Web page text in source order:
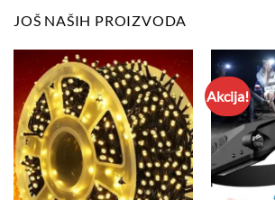
JOŠ NAŠIH PROIZVODA
Akcija!